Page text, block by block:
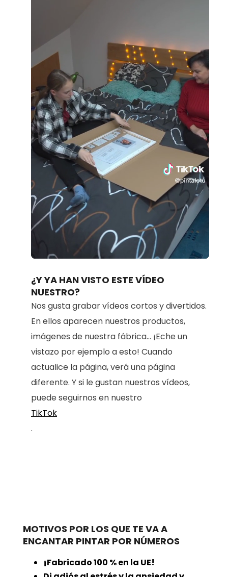
Unmute Loaded
80.91%
¿Y YA HAN VISTO ESTE VÍDEO
NUESTRO?
Nos gusta grabar vídeos cortos y divertidos.
En ellos aparecen nuestros productos,
imágenes de nuestra fábrica... ¡Eche un
vistazo por ejemplo a esto! Cuando
actualice la página, verá una página
diferente. Y si le gustan nuestros vídeos,
puede seguirnos en nuestro
TikTok
.
MOTIVOS POR LOS QUE TE VA A
ENCANTAR PINTAR POR NÚMEROS
¡Fabricado 100 % en la UE!